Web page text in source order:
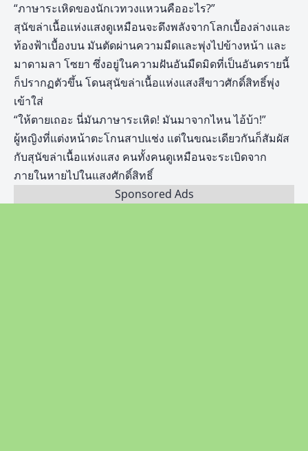
“ภาษาระเหิดของนักเวทวงแหวนคืออะไร?”
สุนัขล่าเนื้อแห่งแสงดูเหมือนจะดึงพลังจากโลกเบื้องล่างและ
ท้องฟ้าเบื้องบน มันตัดผ่านความมืดและพุ่งไปข้างหน้า และ
มาดามลา โซยา ซึ่งอยู่ในความฝันอันมืดมิดที่เป็นอันตรายนี้
ก็ปรากฏตัวขึ้น โดนสุนัขล่าเนื้อแห่งแสงสีขาวศักดิ์สิทธิ์พุ่ง
เข้าใส่
“ให้ตายเถอะ นี่มันภาษาระเหิด! มันมาจากไหน ไอ้บ้า!”
ผู้หญิงที่แต่งหน้าตะโกนสาปแช่ง แต่ในขณะเดียวกันก็สัมผัส
กับสุนัขล่าเนื้อแห่งแสง คนทั้งคนดูเหมือนจะระเบิดจาก
ภายในหายไปในแสงศักดิ์สิทธิ์
Sponsored Ads